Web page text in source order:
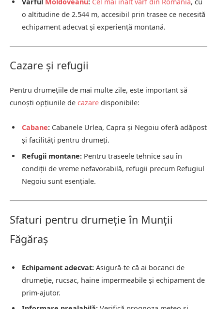
o altitudine de 2.544 m, accesibil prin trasee ce necesită
echipament adecvat și experiență montană.
Cazare și refugii
Pentru drumețiile de mai multe zile, este important să
cunoști opțiunile de cazare disponibile:
Cabane: Cabanele Urlea, Capra și Negoiu oferă adăpost
și facilități pentru drumeți.
Refugii montane: Pentru traseele tehnice sau în
condiții de vreme nefavorabilă, refugii precum Refugiul
Negoiu sunt esențiale.
Sfaturi pentru drumeție în Munții
Făgăraș
Echipament adecvat: Asigură-te că ai bocanci de
drumeție, rucsac, haine impermeabile și echipament de
prim-ajutor.